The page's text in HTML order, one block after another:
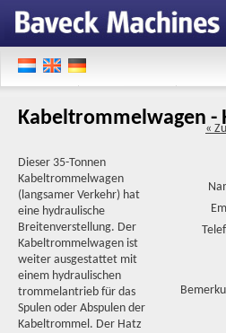
Kabeltrommelwagen -
«
Dieser 35-Tonnen
Kabeltrommelwagen
(langsamer Verkehr) hat
eine hydraulische
Breitenverstellung. Der
Kabeltrommelwagen ist
weiter ausgestattet mit
einem hydraulischen
trommelantrieb für das
Spulen oder Abspulen der
Kabeltrommel. Der Hatz